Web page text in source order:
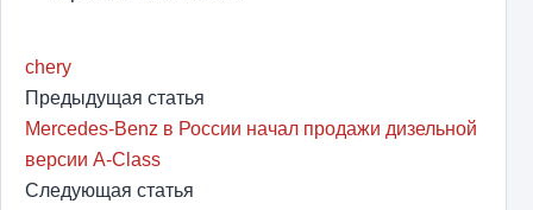
chery
Предыдущая статья
Mercedes-Benz в России начал продажи дизельной
версии A-Class
Следующая статья